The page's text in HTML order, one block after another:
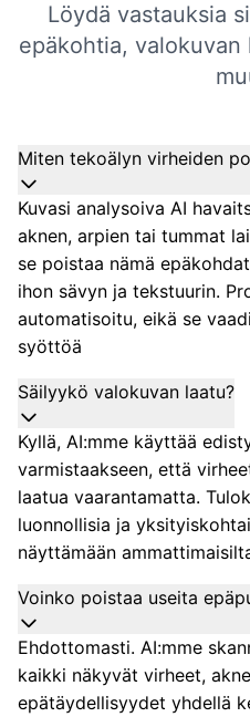
Löydä vastauksia
epäkohtia,
Miten tekoälyn virheiden
Kuvasi analysoiva AI
aknen, arpien tai tummat
se poistaa nämä
ihon sävyn ja tekstuurin.
automatisoitu, eikä se
syöttöä
Säilyykö valokuvan laatu?
Kyllä, AI:mme käyttää
varmistaakseen, että
laatua vaarantamatta.
luonnollisia ja
näyttämään
Voinko poistaa useita
Ehdottomasti. AI:mme
kaikki näkyvät virheet,
epätäydellisyydet yhdellä